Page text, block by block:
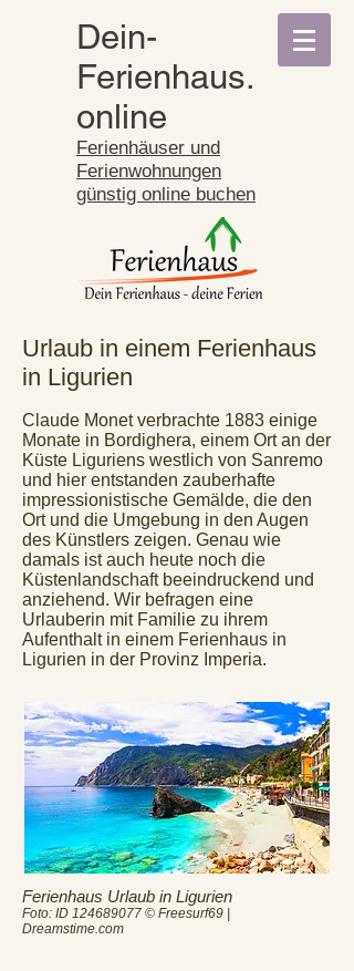
Dein-
Ferienhaus.
online
Ferienhäuser und
Ferienwohnungen
günstig online buchen
Urlaub in einem Ferienhaus
in Ligurien
Claude Monet verbrachte 1883 einige
Monate in Bordighera, einem Ort an der
Küste Liguriens westlich von Sanremo
und hier entstanden zauberhafte
impressionistische Gemälde, die den
Ort und die Umgebung in den Augen
des Künstlers zeigen. Genau wie
damals ist auch heute noch die
Küstenlandschaft beeindruckend und
anziehend. Wir befragen eine
Urlauberin mit Familie zu ihrem
Aufenthalt in einem Ferienhaus in
Ligurien in der Provinz Imperia.
Ferienhaus Urlaub in Ligurien
Foto: ID 124689077 © Freesurf69 |
Dreamstime.com